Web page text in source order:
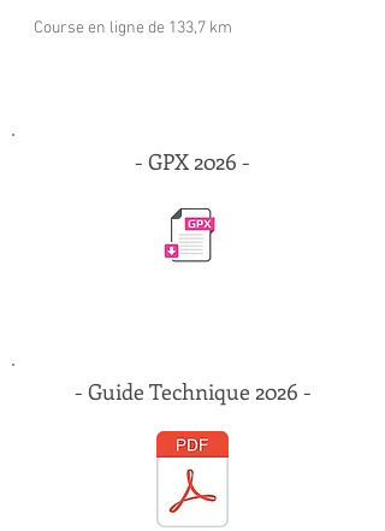
Course en ligne de 133,7 km
- GPX 2026 -
- Guide Technique 2026 -